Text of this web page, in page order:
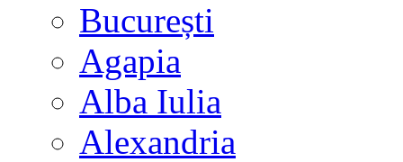
București
Agapia
Alba Iulia
Alexandria